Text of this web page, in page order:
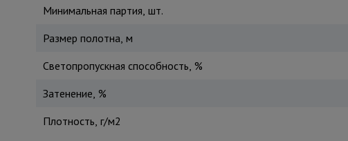
Минимальная партия, шт.
Размер полотна, м
Светопропускная способность, %
Затенение, %
Плотность, г/м2